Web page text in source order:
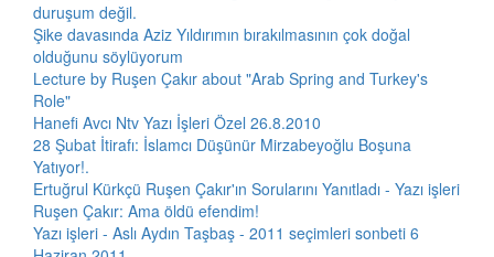
duruşum değil.
Şike davasında Aziz Yıldırımın bırakılmasının çok doğal
olduğunu söylüyorum
Lecture by Ruşen Çakır about "Arab Spring and Turkey's
Role"
Hanefi Avcı Ntv Yazı İşleri Özel 26.8.2010
28 Şubat İtirafı: İslamcı Düşünür Mirzabeyoğlu Boşuna
Yatıyor!.
Ertuğrul Kürkçü Ruşen Çakır'ın Sorularını Yanıtladı - Yazı işleri
Ruşen Çakır: Ama öldü efendim!
Yazı işleri - Aslı Aydın Taşbaş - 2011 seçimleri sonbeti 6